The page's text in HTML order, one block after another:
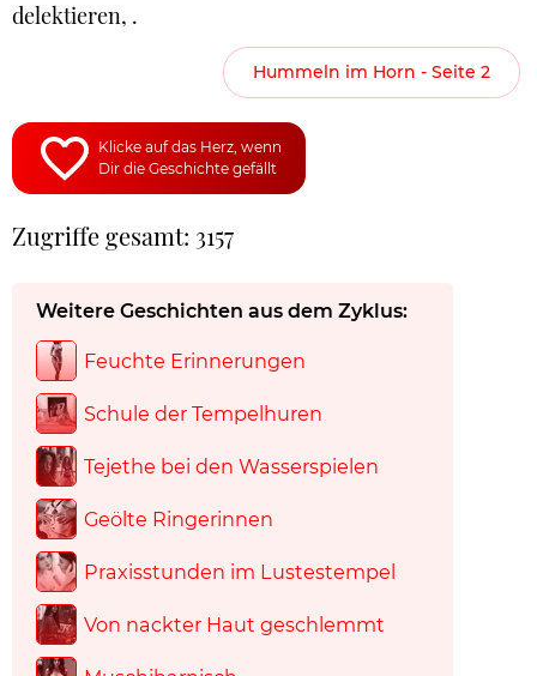
delektieren, .
Hummeln im Horn - Seite 2
Klicke auf das Herz, wenn
Dir die Geschichte gefällt
Zugriffe gesamt: 3157
Weitere Geschichten aus dem Zyklus:
Feuchte Erinnerungen
Schule der Tempelhuren
Tejethe bei den Wasserspielen
Geölte Ringerinnen
Praxisstunden im Lustestempel
Von nackter Haut geschlemmt